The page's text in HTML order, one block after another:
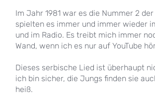
Im Jahr 1981 war es die Nummer 2
spielten es immer und immer wieder
und im Radio. Es treibt mich immer
Wand, wenn ich es nur auf YouTube
Dieses serbische Lied ist überhaupt
ich bin sicher, die Jungs finden sie
heiß.